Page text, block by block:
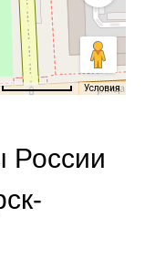
Условия
России